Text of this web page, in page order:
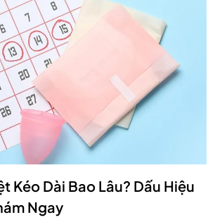
Kéo Dài Bao Lâu? Dấu Hiệu
Ngay